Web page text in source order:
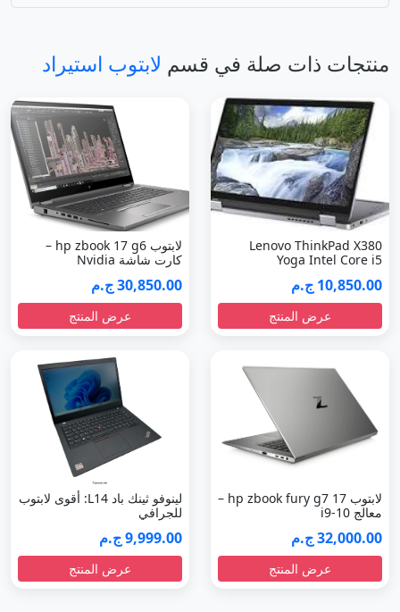
Lenovo ThinkPad X380
Yoga Intel Core i5
10,850.00 ج.م
عرض المنتج
لابتوب hp zbook 17 g6 –
كارت شاشة Nvidia
30,850.00 ج.م
عرض المنتج
معالج i9-10
32,000.00 ج.م
عرض المنتج
لينوفو ثينك باد L14: أقوى لابتوب
9,999.00 ج.م
عرض المنتج